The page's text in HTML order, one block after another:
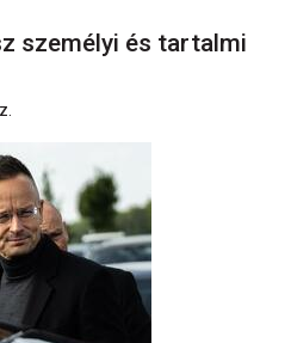
személyi és tartalmi